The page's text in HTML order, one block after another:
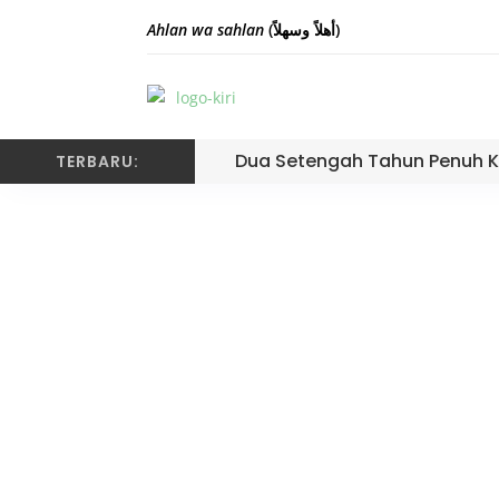
Ahlan wa sahlan (أهلاً وسهلاً)
TERBARU: Dua Setengah Tahun Penuh